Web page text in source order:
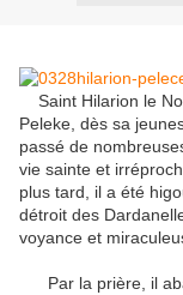
Saint Hilarion le
Peleke dès sa
passé de
vie sainte et
plus tard, il a été
détroit des
voyance et
Par la prière , il